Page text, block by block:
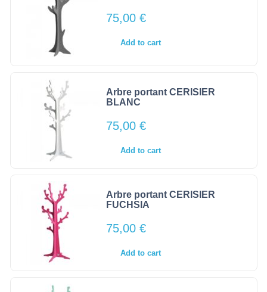
75,00 €
Add to cart
Arbre portant CERISIER
BLANC
75,00 €
Add to cart
Arbre portant CERISIER
FUCHSIA
75,00 €
Add to cart